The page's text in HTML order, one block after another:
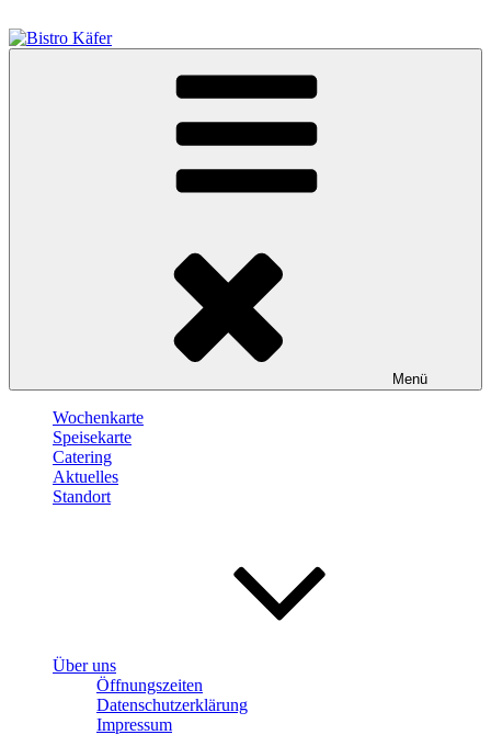
Inhalt
springen
Café – Bistro – Catering
Menü
Wochenkarte
Speisekarte
Catering
Aktuelles
Standort
Über uns
Öffnungszeiten
Datenschutzerklärung
Impressum